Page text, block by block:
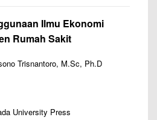
Ilmu Ekonomi
Rumah Sakit
Trisnantoro, M.Sc, Ph.D
University Press